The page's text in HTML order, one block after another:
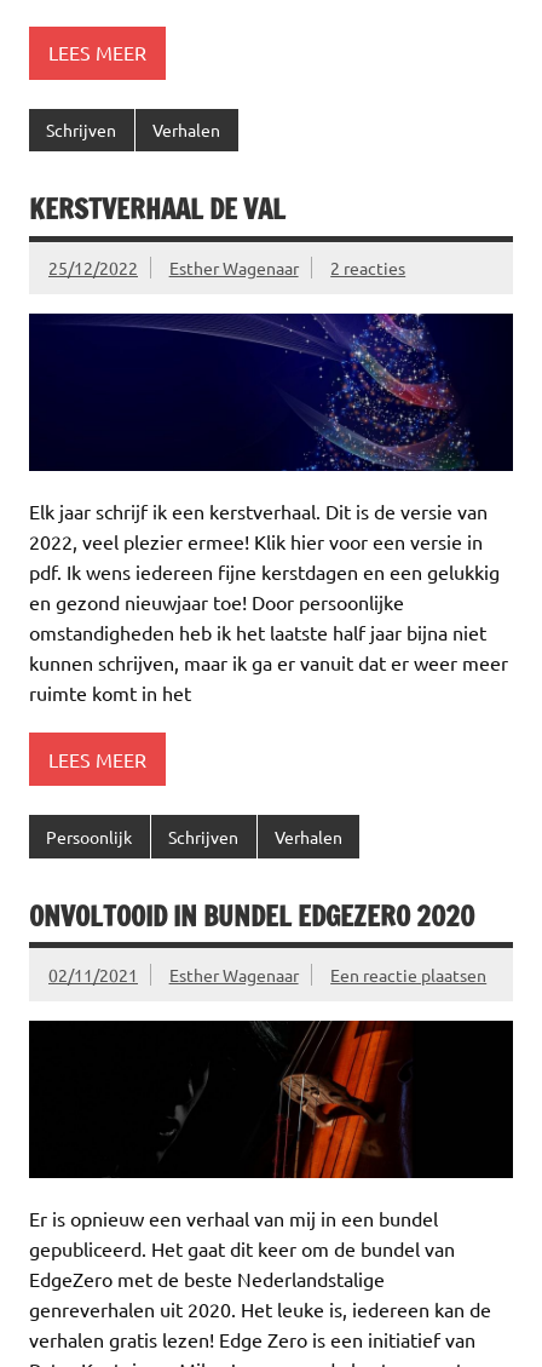
LEES MEER
Schrijven Verhalen
KERSTVERHAAL DE VAL
25/12/2022 Esther Wagenaar 2 reacties
Elk jaar schrijf ik een kerstverhaal. Dit is de versie van
2022, veel plezier ermee! Klik hier voor een versie in
pdf. Ik wens iedereen fijne kerstdagen en een gelukkig
en gezond nieuwjaar toe! Door persoonlijke
omstandigheden heb ik het laatste half jaar bijna niet
kunnen schrijven, maar ik ga er vanuit dat er weer meer
ruimte komt in het
LEES MEER
Persoonlijk Schrijven Verhalen
ONVOLTOOID IN BUNDEL EDGEZERO 2020
02/11/2021 Esther Wagenaar Een reactie plaatsen
Er is opnieuw een verhaal van mij in een bundel
gepubliceerd. Het gaat dit keer om de bundel van
EdgeZero met de beste Nederlandstalige
genreverhalen uit 2020. Het leuke is, iedereen kan de
verhalen gratis lezen! Edge Zero is een initiatief van